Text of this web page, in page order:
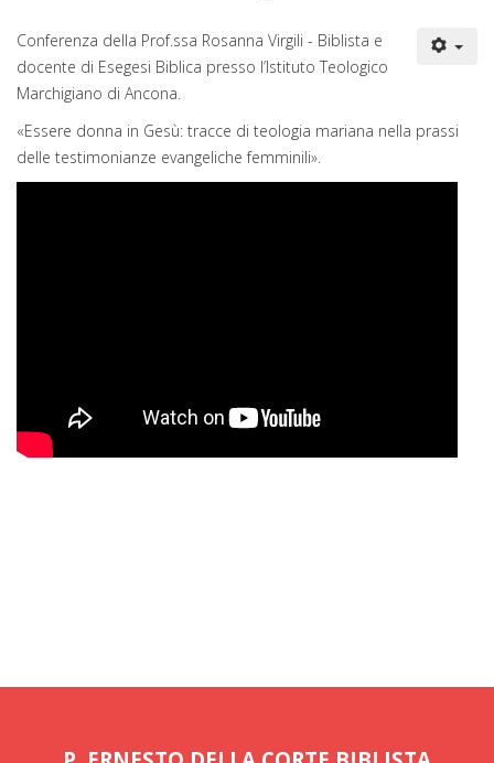
Conferenza della Prof.ssa Rosanna Virgili - Biblista e
docente di Esegesi Biblica presso l’Istituto Teologico
Marchigiano di Ancona.
«Essere donna in Gesù: tracce di teologia mariana nella prassi
delle testimonianze evangeliche femminili».